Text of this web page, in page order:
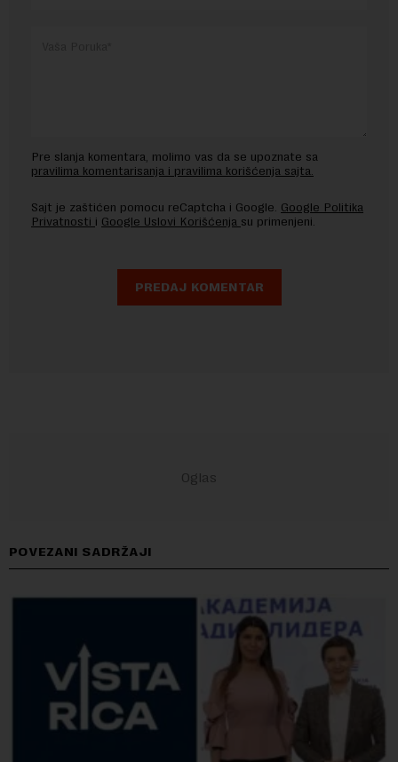
Pre slanja komentara, molimo vas da se upoznate sa
pravilima komentarisanja i pravilima korišćenja sajta.
Sajt je zaštićen pomocu reCaptcha i Google. Google Politika
Privatnosti i Google Uslovi Korišćenja su primenjeni.
POVEZANI SADRŽAJI